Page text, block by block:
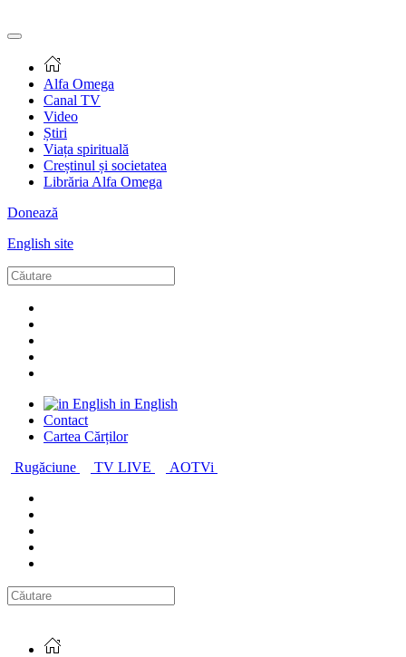
Alfa Omega
Canal TV
Video
Știri
Viața spirituală
Creștinul și societatea
Librăria Alfa Omega
Donează
English site
in English
Contact
Cartea Cărților
Rugăciune
TV LIVE AOTVi